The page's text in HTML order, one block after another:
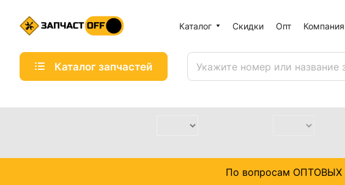
Каталог Скидки Опт Компания
Каталог запчастей
По вопросам ОПТОВЫХ